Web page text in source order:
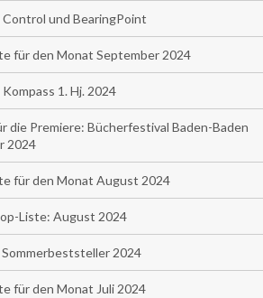
und BearingPoint
für den Monat September 2024
1. Hj. 2024
die Premiere: Bücherfestival Baden-Baden
2024
für den Monat August 2024
Liste: August 2024
2024
für den Monat Juli 2024